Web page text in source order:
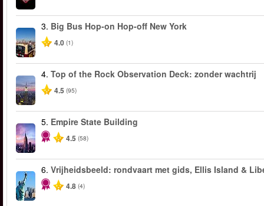
3. Big Bus Hop-on Hop-off New York
4.0 (1)
4. Top of the Rock Observation Deck: zonder wachtrij
4.5 (95)
5. Empire State Building
4.5 (58)
6. Vrijheidsbeeld: rondvaart met gids, Ellis Island &
4.8 (4)